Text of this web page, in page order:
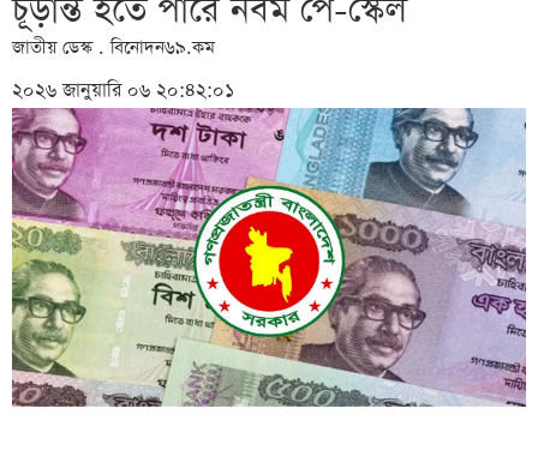
চূড়ান্ত হতে পারে নবম পে-স্কেল
জাতীয় ডেস্ক . বিনোদন৬৯.কম
২০২৬ জানুয়ারি ০৬ ২০:৪২:০১